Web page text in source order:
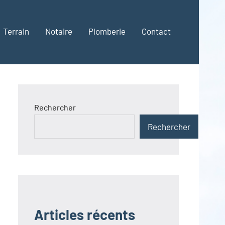
Terrain Notaire Plomberie Contact
Rechercher
Rechercher
Articles récents